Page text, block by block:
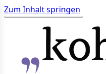
Zum Inhalt springen